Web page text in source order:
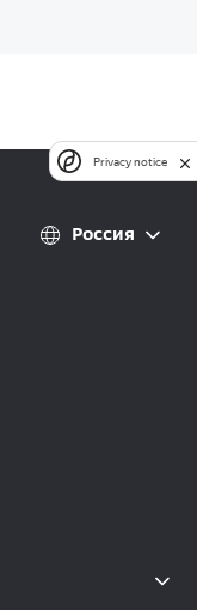
Россия
Privacy notice